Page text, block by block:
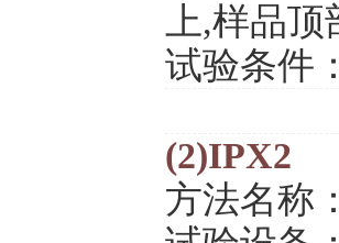
上,样品
试验条件
(2)IPX2
方法名称